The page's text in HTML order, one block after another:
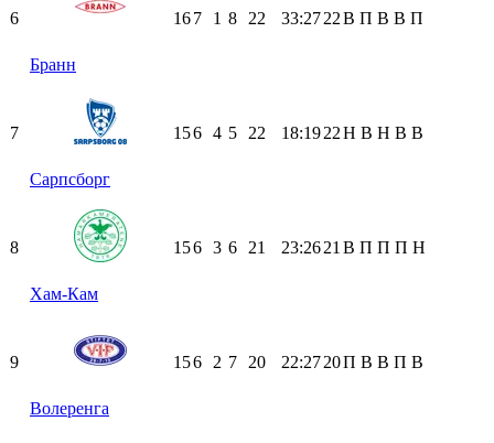
6
Бранн
167 1 8 22 33:2722В П В В П
7
Сарпсборг
156 4 5 22 18:1922Н В Н В В
8
Хам-Кам
156 3 6 21 23:2621В П П П Н
9
Волеренга
156 2 7 20 22:2720П В В П В